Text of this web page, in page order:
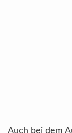
Auch bei dem